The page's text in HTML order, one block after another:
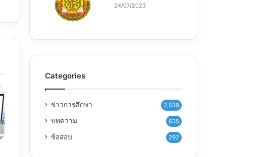
24/07/2023
Categories
ข่าวการศึกษา 2,539
บทความ 635
ข้อสอบ 292